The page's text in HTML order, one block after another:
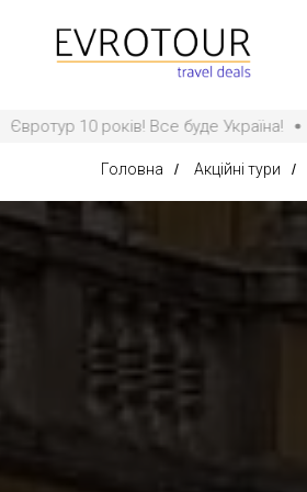
буде Україна! Євротур 10 років!
Головна / Акційні тури /